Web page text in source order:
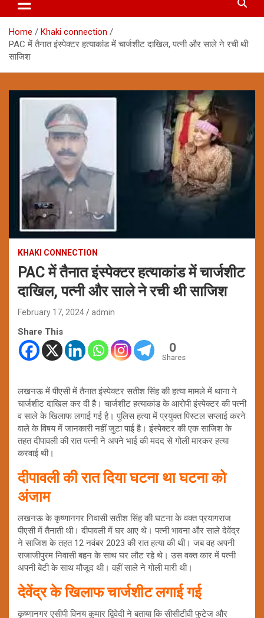
Home
Khaki connection
PAC में तैनात इंस्पेक्टर हत्याकांड में चार्जशीट दाखिल, पत्नी और साले ने रची थी
साजिश
KHAKI CONNECTION
PAC में तैनात इंस्पेक्टर हत्याकांड में चार्जशीट
दाखिल, पत्नी और साले ने रची थी साजिश
February 17, 2024 admin
Share This
0
Shares
लखनऊ में पीएसी में तैनात इंस्पेक्टर सतीश सिंह की हत्या मामले में थाना ने
चार्जशीट दाखिल कर दी है। चार्जशीट हत्याकांड के आरोपी इंस्पेक्टर की पत्नी
व साले के खिलाफ लगाई गई है। पुलिस हत्या में प्रयुक्त पिस्टल सप्लाई करने
वाले के विषय में जानकारी नहीं जुटा पाई है। इंस्पेक्टर की एक साजिश के
तहत दीपावली की रात पत्नी ने अपने भाई की मदद से गोली मारकर हत्या
करवाई थी।
दीपावली की रात दिया घटना था घटना को
अंजाम
लखनऊ के कृष्णानगर निवासी सतीश सिंह की घटना के वक्त प्रयागराज
पीएसी में तैनाती थी। दीपावली में घर आए थे। पत्नी भावना और साले देवेंद्र
ने साजिश के तहत 12 नवंबर 2023 की रात हत्या की थी। जब वह अपनी
राजाजीपुरम निवासी बहन के साथ घर लौट रहे थे। उस वक्त कार में पत्नी
अपनी बेटी के साथ मौजूद थी। वहीं साले ने गोली मारी थी।
देवेंद्र के खिलाफ चार्जशीट लगाई गई
कृष्णानगर एसीपी विनय कुमार द्विवेदी ने बताया कि सीसीटीवी फुटेज और